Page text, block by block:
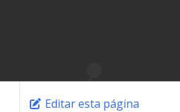
Editar esta página